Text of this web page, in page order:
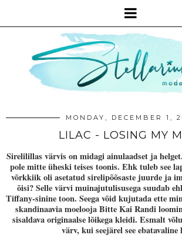
MONDAY, DECEMBER 1,
LILAC - LOSING MY
Sirelilillas värvis on midagi ainulaadset ja
pole mitte üheski teises toonis. Ehk tuleb see
võrkkiik oli asetatud sirelipõõsaste juurde ja
õisi? Selle värvi muinajutulisusega suudab
Tiffany-sinine toon. Seega võid kujutada ette
skandinaavia moelooja Bitte Kai Randi
sisaldava originaalse lõikega kleidi. Esmalt
värv, kui seejärel see ebatavaline